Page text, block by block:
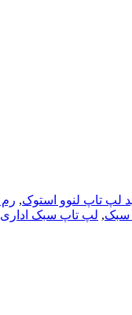
لپ تاپ لنوو استوک, رم 8 گیگ
سبک, لپ تاپ سبک اداری